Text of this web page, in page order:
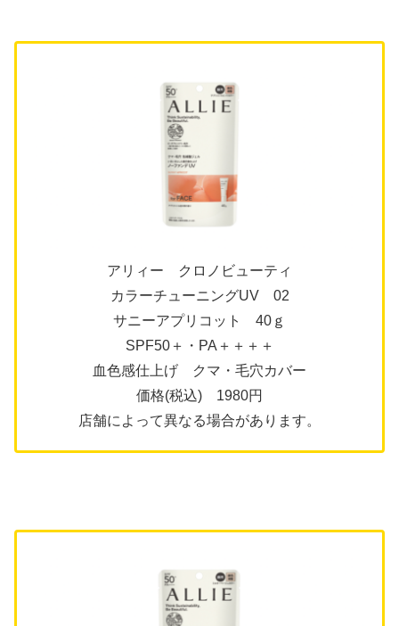
アリィー クロノビューティ
カラーチューニングUV 02
サニーアプリコット 40ｇ
SPF50＋・PA＋＋＋＋
血色感仕上げ クマ・毛穴カバー
価格(税込) 1980円
店舗によって異なる場合があります。